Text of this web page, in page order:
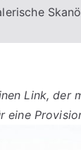
Link, der
eine